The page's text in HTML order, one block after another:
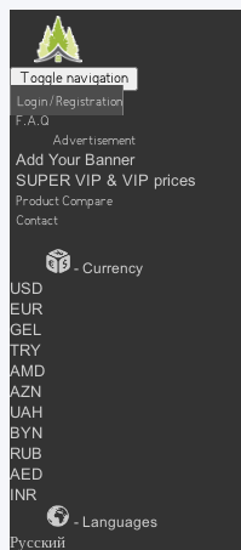
Toggle navigation
Login / Registration
F.A.Q
Advertisement
Add Your Banner
SUPER VIP & VIP prices
Product Compare
Contact
- Currency
USD
EUR
GEL
TRY
AMD
AZN
UAH
BYN
RUB
AED
INR
- Languages
Русский